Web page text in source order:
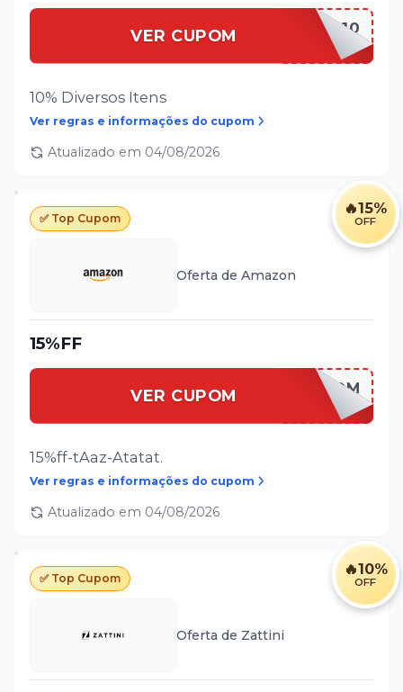
VER CUPOM PRIMEIRA10
10% Diversos Itens
Ver regras e informações do cupom
Atualizado em 04/08/2026
🔥15%
OFF
✅ Top Cupom
Oferta de Amazon
15%FF
VER CUPOM
[CUPOM
INSERIDO]
15%ff-tAaz-Atatat.
Ver regras e informações do cupom
Atualizado em 04/08/2026
🔥10%
OFF
✅ Top Cupom
Oferta de Zattini